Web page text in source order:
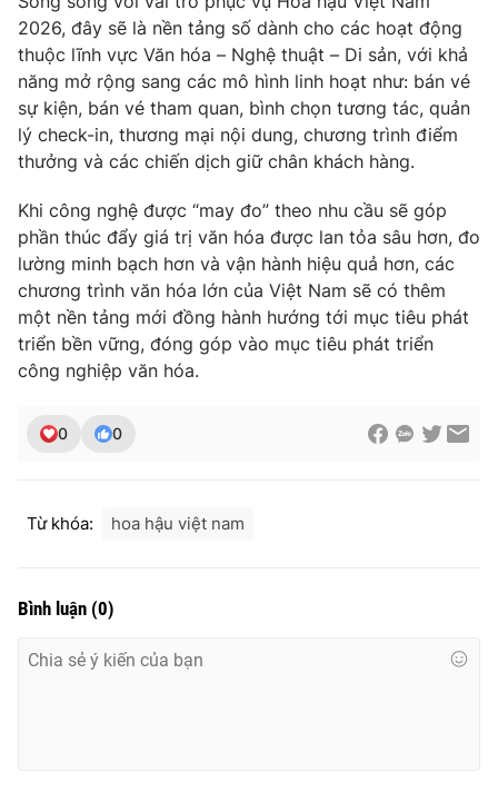
Ðiện thoại Thời báo VTV: 024.66 897 897
Email: toasoan@vtv.vn
Liên hệ quảng cáo:024-7300.7108
® Cấm sao chép dưới mọi hình thức nếu không có sự chấp
thông tin từ website này.
2026, đây sẽ là nền tảng số dành cho các hoạt động
thuộc lĩnh vực Văn hóa – Nghệ thuật – Di sản, với khả
năng mở rộng sang các mô hình linh hoạt như: bán vé
sự kiện, bán vé tham quan, bình chọn tương tác, quản
lý check-in, thương mại nội dung, chương trình điểm
thưởng và các chiến dịch giữ chân khách hàng.
Khi công nghệ được “may đo” theo nhu cầu sẽ góp
phần thúc đẩy giá trị văn hóa được lan tỏa sâu hơn, đo
lường minh bạch hơn và vận hành hiệu quả hơn, các
chương trình văn hóa lớn của Việt Nam sẽ có thêm
một nền tảng mới đồng hành hướng tới mục tiêu phát
triển bền vững, đóng góp vào mục tiêu phát triển
công nghiệp văn hóa.
0 0
Từ khóa: hoa hậu việt nam
Bình luận (0)